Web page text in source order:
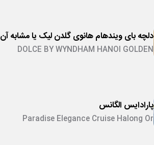
دلچه بای ویندهام هانوی گلدن لیک یا مشابه آن
DOLCE BY WYNDHAM HANOI GOLDEN
پارادایس الگانس
Paradise Elegance Cruise Halong Or